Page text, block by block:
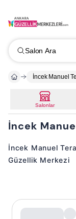
Salon Ara
İncek Manuel
Salonlar
İncek
İncek Manuel
Güzellik Merkezi